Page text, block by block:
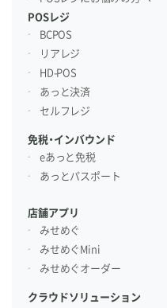
POSレジ
BCPOS
リアレジ
HD-POS
あっと決済
セルフレジ
免税・インバウンド
eあっと免税
あっとパスポート
店舗アプリ
みせめぐ
みせめぐMini
みせめぐオーダー
クラウドソリューション